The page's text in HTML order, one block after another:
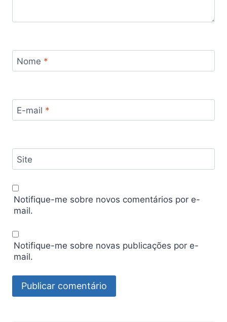
Nome *
E-mail *
Site
Notifique-me sobre novos comentários por e-
mail.
Notifique-me sobre novas publicações por e-
mail.